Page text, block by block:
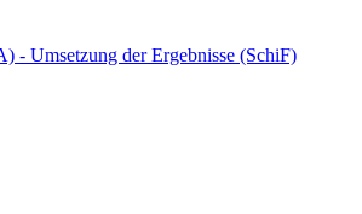
- Umsetzung der Ergebnisse (SchiF)